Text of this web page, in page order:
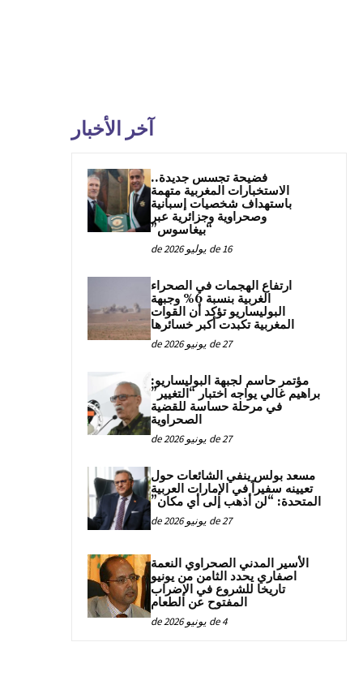
آخر الأخبار
فضيحة تجسس جديدة..
الاستخبارات المغربية متهمة
باستهداف شخصيات إسبانية
وصحراوية وجزائرية عبر
“بيغاسوس”
16 de يوليو de 2026
ارتفاع الهجمات في الصحراء
الغربية بنسبة 6% وجبهة
البوليساريو تؤكد أن القوات
المغربية تكبدت أكبر خسائرها
27 de يونيو de 2026
مؤتمر حاسم لجبهة البوليساريو:
براهيم غالي يواجه اختبار “التغيير”
في مرحلة حساسة للقضية
الصحراوية
27 de يونيو de 2026
مسعد بولس ينفي الشائعات حول
تعيينه سفيراً في الإمارات العربية
المتحدة: “لن أذهب إلى أي مكان”
27 de يونيو de 2026
الأسير المدني الصحراوي النعمة
اصفاري يحدد الثامن من يونيو
تاريخا للشروع في الإضراب
المفتوح عن الطعام
4 de يونيو de 2026